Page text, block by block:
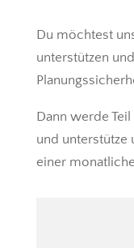
Du möchtest
unterstützen
Dann werde
und unterstütze
einer